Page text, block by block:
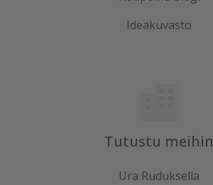
Ideakuvasto
Tutustu meihin
Ura Ruduksella